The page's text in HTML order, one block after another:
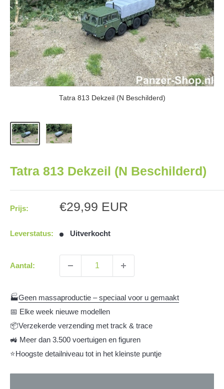
Tatra 813 Dekzeil (N Beschilderd)
Tatra 813 Dekzeil (N Beschilderd)
Prijs: Aanbiedingsprijs
€29,99 EUR
Leverstatus: Uitverkocht
Aantal:
🏭Geen massaproductie – speciaal voor u gemaakt
📅 Elke week nieuwe modellen
📦Verzekerde verzending met track & trace
🚜 Meer dan 3.500 voertuigen en figuren
⭐Hoogste detailniveau tot in het kleinste puntje